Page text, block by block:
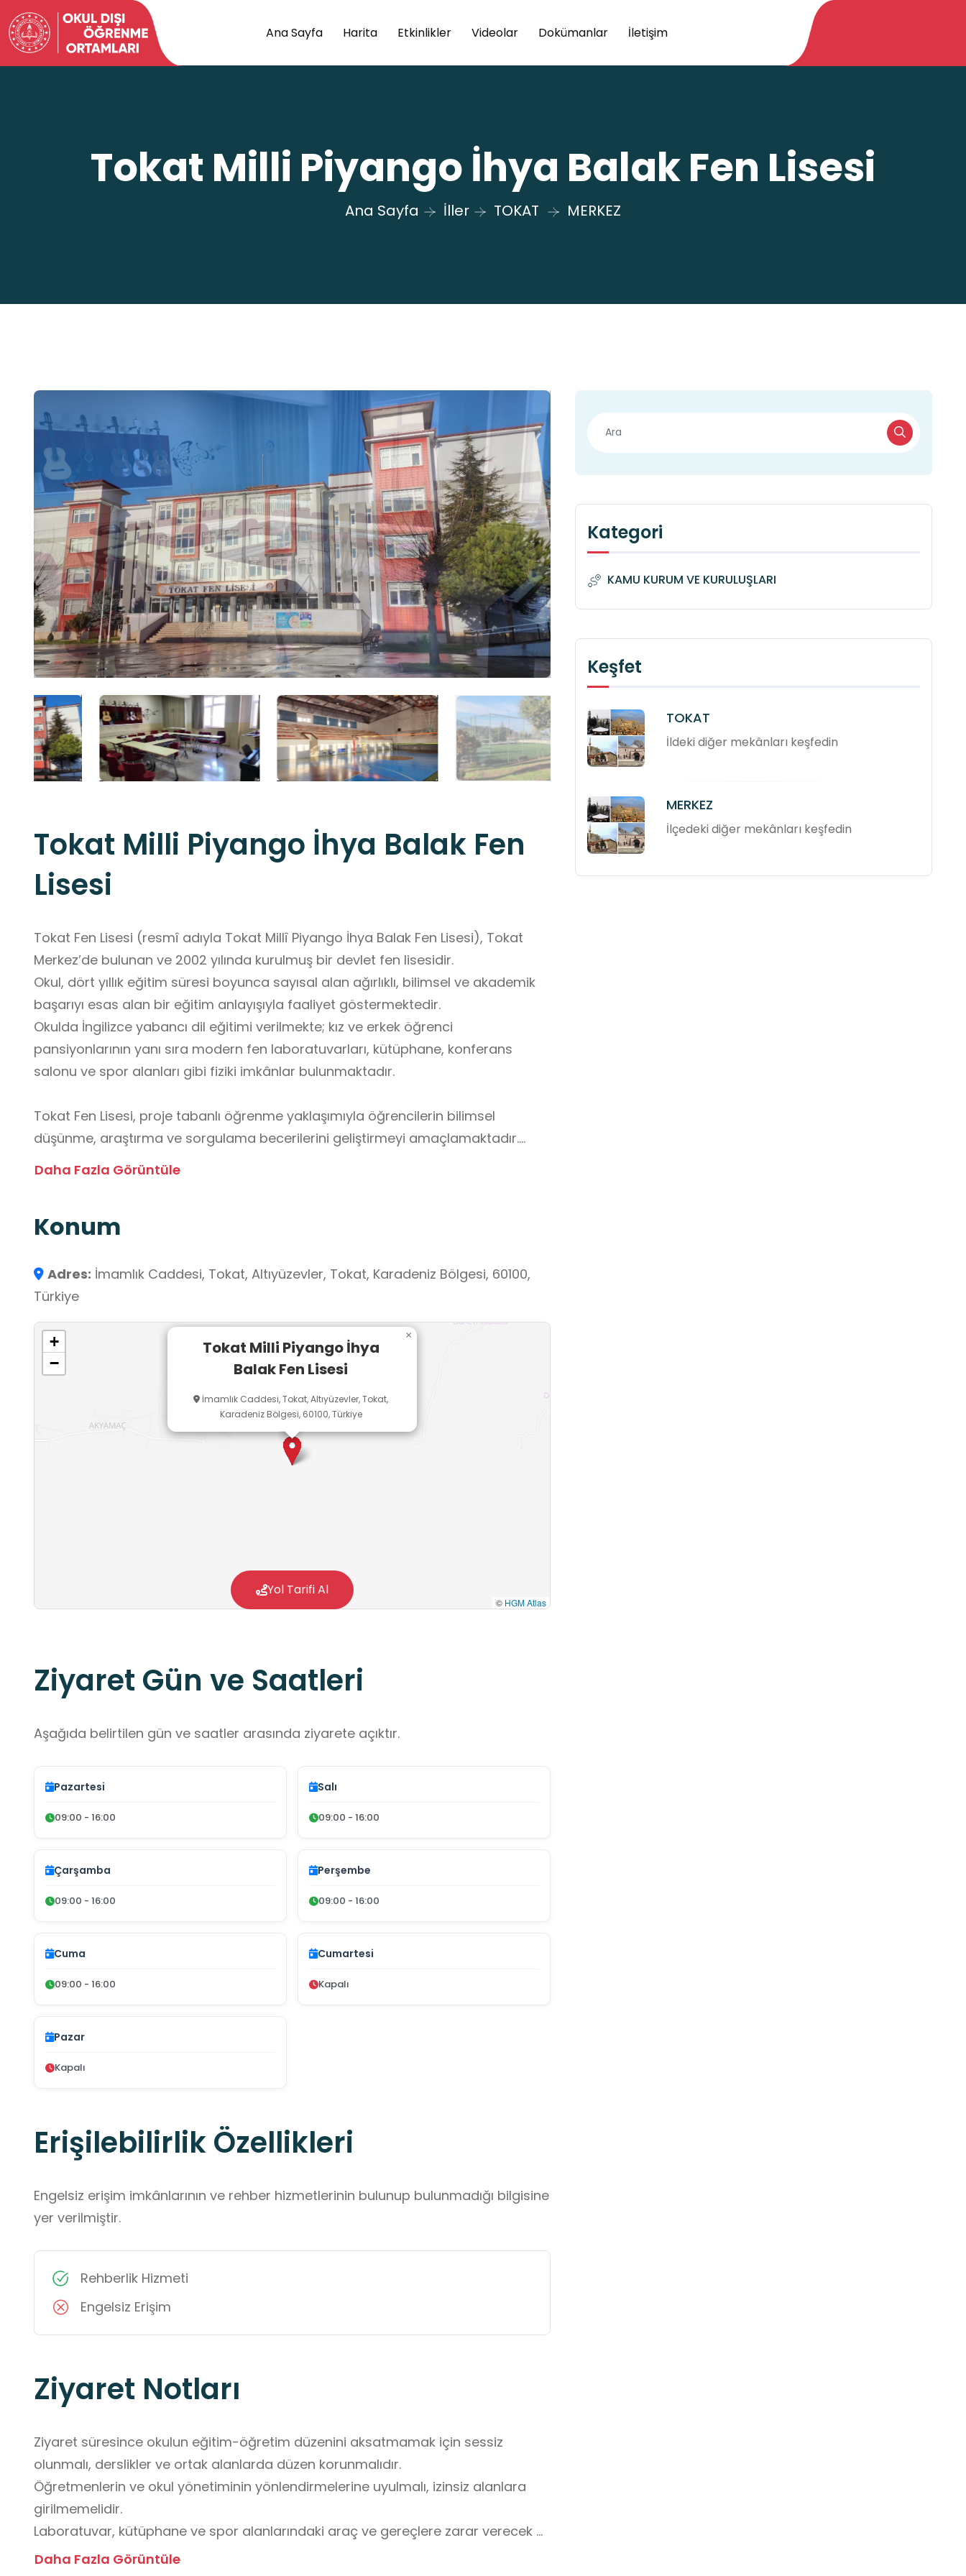
Ana Sayfa Harita Etkinlikler Videolar Dokümanlar İletişim
Tokat Milli Piyango İhya Balak Fen Lisesi
Ana Sayfa İller TOKAT MERKEZ
Tokat Milli Piyango İhya Balak Fen
Lisesi
Tokat Fen Lisesi (resmî adıyla Tokat Millî Piyango İhya Balak Fen Lisesi), Tokat
Merkez’de bulunan ve 2002 yılında kurulmuş bir devlet fen lisesidir.
Okul, dört yıllık eğitim süresi boyunca sayısal alan ağırlıklı, bilimsel ve akademik
başarıyı esas alan bir eğitim anlayışıyla faaliyet göstermektedir.
Okulda İngilizce yabancı dil eğitimi verilmekte; kız ve erkek öğrenci
pansiyonlarının yanı sıra modern fen laboratuvarları, kütüphane, konferans
salonu ve spor alanları gibi fiziki imkânlar bulunmaktadır.
Tokat Fen Lisesi, proje tabanlı öğrenme yaklaşımıyla öğrencilerin bilimsel
düşünme, araştırma ve sorgulama becerilerini geliştirmeyi amaçlamaktadır.
aracılığıyla öğrencilerin okul dışı öğrenme ortamlarında aktif rol almaları
sağlanmaktadır.
Daha Fazla Görüntüle
Konum
Adres: İmamlık Caddesi, Tokat, Altıyüzevler, Tokat, Karadeniz Bölgesi, 60100,
Türkiye
Tokat Milli Piyango İhya
Balak Fen Lisesi
İmamlık Caddesi, Tokat, Altıyüzevler, Tokat,
Karadeniz Bölgesi, 60100, Türkiye
×
+
−
© HGM Atlas
Yol Tarifi Al
Ziyaret Gün ve Saatleri
Aşağıda belirtilen gün ve saatler arasında ziyarete açıktır.
Pazartesi
09:00 - 16:00
Salı
09:00 - 16:00
Çarşamba
09:00 - 16:00
Perşembe
09:00 - 16:00
Cuma
09:00 - 16:00
Cumartesi
Kapalı
Pazar
Kapalı
Erişilebilirlik Özellikleri
Engelsiz erişim imkânlarının ve rehber hizmetlerinin bulunup bulunmadığı bilgisine
yer verilmiştir.
Rehberlik Hizmeti
Engelsiz Erişim
Ziyaret Notları
Ziyaret süresince okulun eğitim-öğretim düzenini aksatmamak için sessiz
olunmalı, derslikler ve ortak alanlarda düzen korunmalıdır.
Öğretmenlerin ve okul yönetiminin yönlendirmelerine uyulmalı, izinsiz alanlara
girilmemelidir.
Laboratuvar, kütüphane ve spor alanlarındaki araç ve gereçlere zarar verecek
davranışlardan kaçınılmalı; deney ve uygulamalara izinsiz müdahale
Daha Fazla Görüntüle
Kategori
KAMU KURUM VE KURULUŞLARI
Keşfet
TOKAT
İldeki diğer mekânları keşfedin
MERKEZ
İlçedeki diğer mekânları keşfedin